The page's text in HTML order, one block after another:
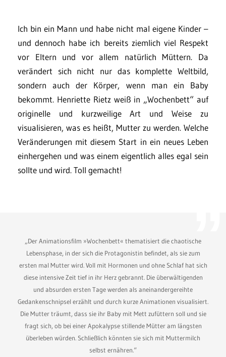
Ich bin ein Mann und habe nicht mal eigene Kinder –
und dennoch habe ich bereits ziemlich viel Respekt
vor Eltern und vor allem natürlich Müttern. Da
verändert sich nicht nur das komplette Weltbild,
sondern auch der Körper, wenn man ein Baby
bekommt. Henriette Rietz weiß in „Wochenbett“ auf
originelle und kurzweilige Art und Weise zu
visualisieren, was es heißt, Mutter zu werden. Welche
Veränderungen mit diesem Start in ein neues Leben
einhergehen und was einem eigentlich alles egal sein
sollte und wird. Toll gemacht!
„Der Animationsfilm »Wochenbett« thematisiert die chaotische
Lebensphase, in der sich die Protagonistin befindet, als sie zum
ersten mal Mutter wird. Voll mit Hormonen und ohne Schlaf hat sich
diese intensive Zeit tief in ihr Herz gebrannt. Die überwältigenden
und absurden ersten Tage werden als aneinandergereihte
Gedankenschnipsel erzählt und durch kurze Animationen visualisiert.
Die Mutter träumt, dass sie ihr Baby mit Mett zufüttern soll und sie
fragt sich, ob bei einer Apokalypse stillende Mütter am längsten
überleben würden. Schließlich könnten sie sich mit Muttermilch
selbst ernähren.“